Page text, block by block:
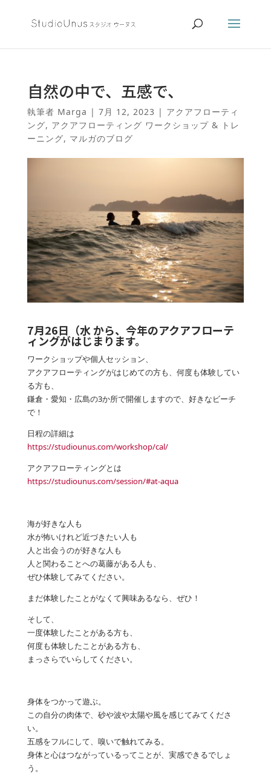
自然の中で、五感で、
執筆者 Marga | 7月 12, 2023 | アクアフローティ
ング, アクアフローティング ワークショップ & トレ
ーニング, マルガのブログ
7月26日（水 から、今年のアクアフローテ
ィングがはじまります。
ワークショップや個人セッション、
アクアフローティングがはじめての方も、何度も体験してい
る方も、
鎌倉・愛知・広島の3か所で開催しますので、好きなビーチ
で！
日程の詳細は
https://studiounus.com/workshop/cal/
アクアフローティングとは
https://studiounus.com/session/#at-aqua
海が好きな人も
水が怖いけれど近づきたい人も
人と出会うのが好きな人も
人と関わることへの葛藤がある人も、
ぜひ体験してみてください。
まだ体験したことがなくて興味あるなら、ぜひ！
そして、
一度体験したことがある方も、
何度も体験したことがある方も、
まっさらでいらしてください。
身体をつかって遊ぶ。
この自分の肉体で、砂や波や太陽や風を感じてみてくださ
い。
五感をフルにして、嗅いで触れてみる。
身体と心はつながっているってことが、実感できるでしょ
う。